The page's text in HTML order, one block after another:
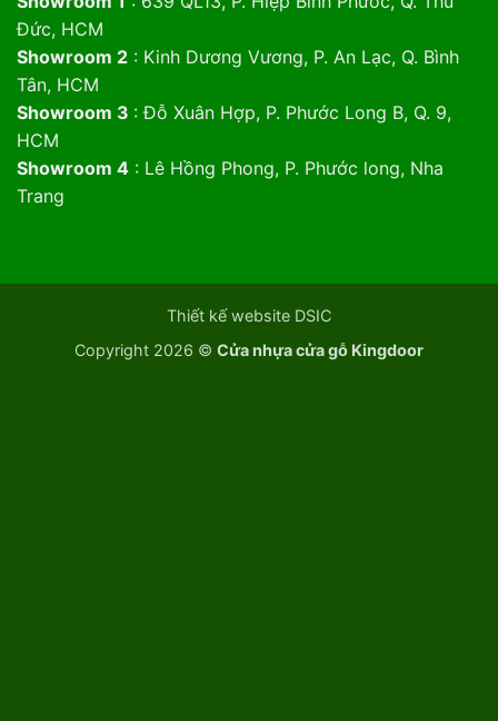
Đức, HCM
Showroom 2: Kinh Dương Vương, P. An Lạc, Q. Bình
Tân, HCM
Showroom 3 : Đỗ Xuân Hợp, P. Phước Long B, Q. 9,
HCM
Showroom 4: Lê Hồng Phong, P. Phước long, Nha
Trang
Thiết kế website DSIC
Copyright 2026 © Cửa nhựa cửa gỗ Kingdoor